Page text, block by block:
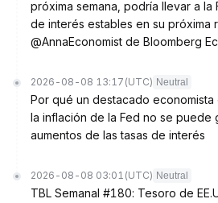
próxima semana, podría llevar a la
de interés estables en su próxima
@AnnaEconomist de Bloomberg
2026-08-08 13:17 (UTC) Neutral
Por qué un destacado
la inflación de la Fed no se puede
aumentos de las tasas de interés
2026-08-08 03:01 (UTC) Neutral
TBL Semanal #180: Tesoro de